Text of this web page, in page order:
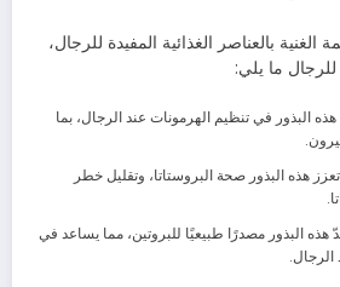
الغنية بالعناصر الغذائية المفيدة للرجال،
ما يلي:
البذور في تنظيم الهرمونات عند الرجال، بما
تعزز هذه البذور صحة البروستاتا، وتقليل خطر
هذه البذور مصدرًا طبيعيًا للبروتين، مما يساعد في
الرجال.